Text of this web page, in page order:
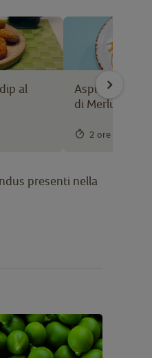
al
Aspic di
di Merluzzo
2 ore 5 minuti
presenti nella